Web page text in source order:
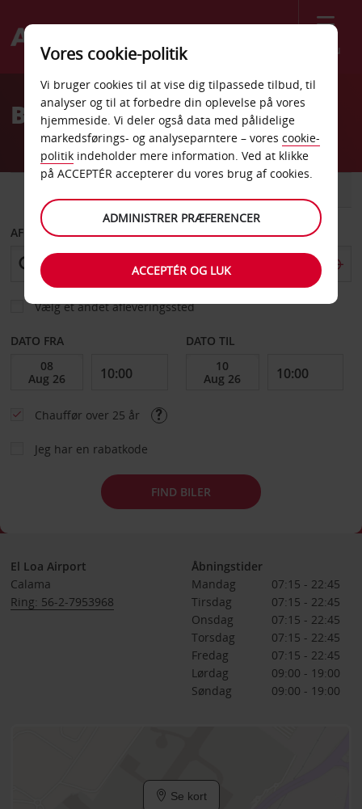
Menu
Welcome
AvisBilleje El Loa Lufthavn
AFHENT FRA
Vælg et andet afleveringssted
DATO FRA DATO TIL
Chauffør over 25 år
Jeg har en rabatkode
FIND BILER
El Loa Airport
Calama
Ring: 56-2-7953968
Åbningstider
Mandag
07:15 - 22:45
Tirsdag
07:15 - 22:45
Onsdag
07:15 - 22:45
Torsdag
07:15 - 22:45
Fredag
07:15 - 22:45
Lørdag
09:00 - 19:00
Søndag
09:00 - 19:00
Se kort
Vores cookie-politik
Vi bruger cookies til at vise dig tilpassede tilbud, til
analyser og til at forbedre din oplevelse på vores
hjemmeside. Vi deler også data med pålidelige
markedsførings- og analyseparntere – vores cookie-
politik indeholder mere information. Ved at klikke
på ACCEPTÉR accepterer du vores brug af cookies.
ADMINISTRER PRÆFERENCER
ACCEPTÉR OG LUK